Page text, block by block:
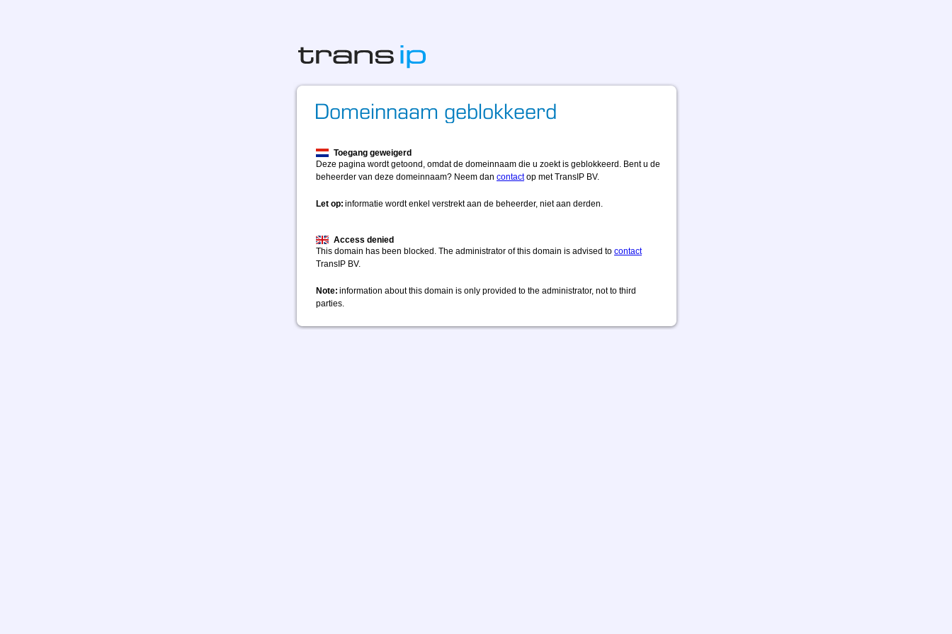
Toegang geweigerd
Deze pagina wordt getoond, omdat de domeinnaam die u zoekt is geblokkeerd. Bent u de
beheerder van deze domeinnaam? Neem dan contactop met TransIP BV.
Let op: informatie wordt enkel verstrekt aan de beheerder, niet aan derden.
Access denied
This domain has been blocked. The administrator of this domain is advised to contact
TransIP BV.
Note: information about this domain is only provided to the administrator, not to third
parties.